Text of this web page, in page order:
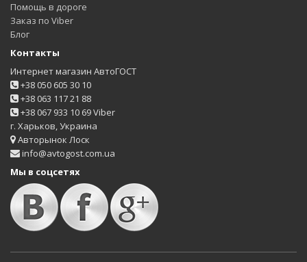
Помощь в дороге
Заказ по Viber
Блог
Контакты
Интернет магазин АвтоГОСТ
+38 050 605 30 10
+38 063 117 21 88
+38 067 933 10 69 Viber
г. Харьков, Украина
Авторынок Лоск
info@avtogost.com.ua
Мы в соцсетях